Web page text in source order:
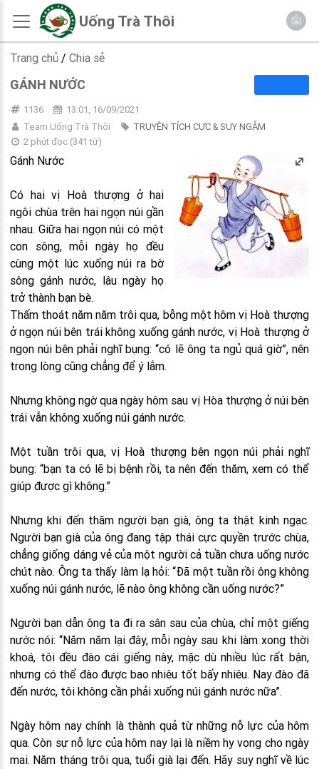
Uống Trà Thôi
Trang chủ / Chia sẻ
GÁNH NƯỚC
1136
13:01, 16/09/2021
Team Uống Trà Thôi
TRUYỆN TÍCH CỰC & SUY NGẪM
2 phút đọc(341 từ)
Gánh Nước
Có hai vị Hoà thượng ở hai
ngôi chùa trên hai ngọn núi gần
nhau. Giữa hai ngọn núi có một
con sông, mỗi ngày họ đều
cùng một lúc xuống núi ra bờ
sông gánh nước, lâu ngày họ
trở thành bạn bè.
Thấm thoát năm năm trôi qua, bỗng một hôm vị Hoà thượng
ở ngọn núi bên trái không xuống gánh nước, vị Hoà thượng ở
ngọn núi bên phải nghĩ bụng: “có lẽ ông ta ngủ quá giờ”, nên
trong lòng cũng chẳng để ý lắm.
Nhưng không ngờ qua ngày hôm sau vị Hòa thượng ở núi bên
trái vẫn không xuống núi gánh nước.
Một tuần trôi qua, vị Hoà thượng bên ngọn núi phải nghĩ
bụng: “bạn ta có lẽ bị bệnh rồi, ta nên đến thăm, xem có thể
giúp được gì không.”
Nhưng khi đến thăm người bạn già, ông ta thật kinh ngạc.
Người bạn già của ông đang tập thái cực quyền trước chùa,
chẳng giống dáng vẻ của một người cả tuần chưa uống nước
chút nào. Ông ta thấy làm lạ hỏi: “Đã một tuần rồi ông không
xuống núi gánh nước, lẽ nào ông không cần uống nước?”
Người bạn dẫn ông ta đi ra sân sau của chùa, chỉ một giếng
nước nói: “Năm năm lại đây, mỗi ngày sau khi làm xong thời
khoá, tôi đều đào cái giếng này, mặc dù nhiều lúc rất bận,
nhưng có thể đào được bao nhiêu tốt bấy nhiêu. Nay đào đã
đến nước, tôi không cần phải xuống núi gánh nước nữa”.
Ngày hôm nay chính là thành quả từ những nỗ lực của hôm
qua. Còn sự nỗ lực của hôm nay lại là niềm hy vọng cho ngày
mai. Năm tháng trôi qua, tuổi già lại đến. Hãy suy nghĩ về lúc